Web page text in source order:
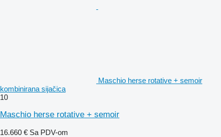
Maschio herse rotative + semoir
kombinirana sijačica
10
Maschio herse rotative + semoir
16.660 € Sa PDV-om